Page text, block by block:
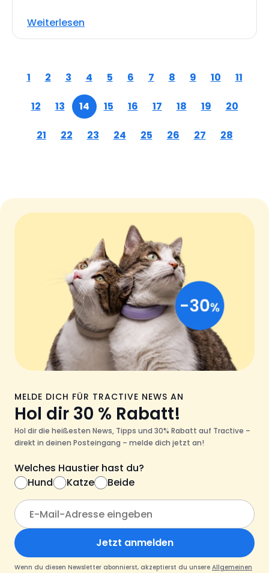
Weiterlesen
1 2 3 4 5 6 7 8 9 10 11
12 13 14 15 16 17 18 19 20
21 22 23 24 25 26 27 28
MELDE DICH FÜR TRACTIVE NEWS AN
Hol dir 30 % Rabatt!
Hol dir die heißesten News, Tipps und 30% Rabatt auf Tractive –
direkt in deinen Posteingang – melde dich jetzt an!
Welches Haustier hast du?
Hund
Katze Beide
Jetzt anmelden
Wenn du diesen Newsletter abonnierst, akzeptierst du unsere Allgemeinen